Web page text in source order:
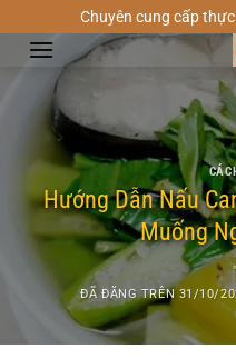
đến
Chuyên cung cấp
Hướng Dẫn Nấu
Muống
ĐÃ ĐĂNG TRÊN 31/10/